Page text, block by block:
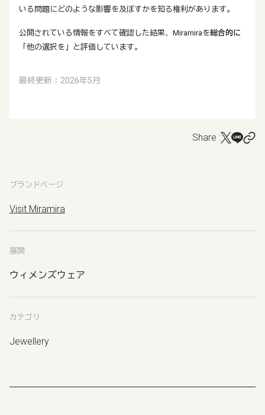
いる問題にどのような影響を及ぼすかを知る権利があります。
公開されている情報をすべて確認した結果、Miramiraを総合的に
「他の選択を」と評価しています。
最終更新：2026年5月
Share :
ブランドページ
Visit Miramira
展開
ウィメンズウェア
カテゴリ
Jewellery